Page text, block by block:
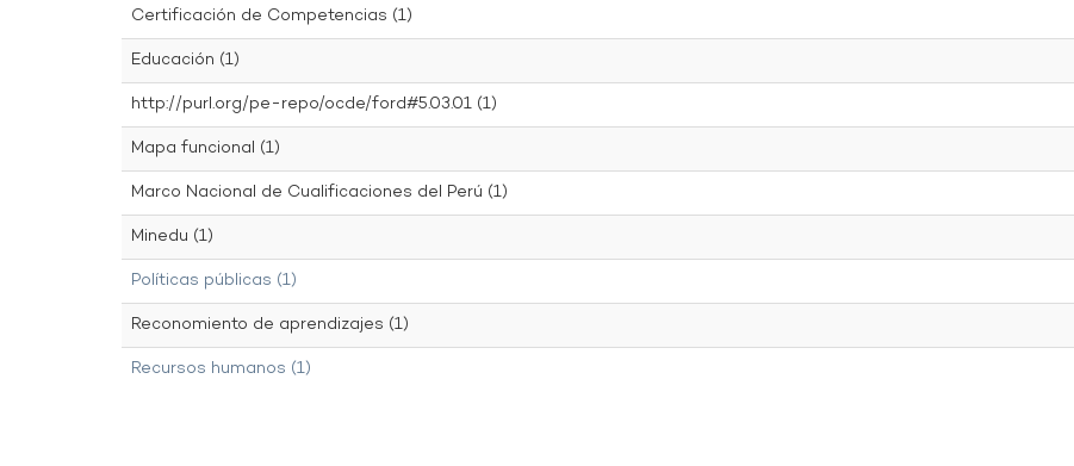
Certificación de Competencias (1)
Educación (1)
http://purl.org/pe-repo/ocde/ford#5.03.01 (1)
Mapa funcional (1)
Marco Nacional de Cualificaciones del Perú (1)
Minedu (1)
Políticas públicas (1)
Reconomiento de aprendizajes (1)
Recursos humanos (1)